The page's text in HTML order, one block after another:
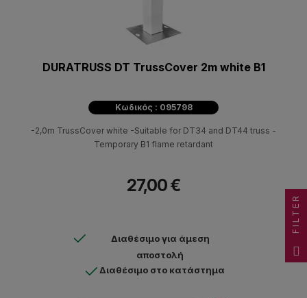
DURATRUSS DT TrussCover 2m white B1
Κωδικός : 095798
-2,0m TrussCover white -Suitable for DT34 and DT44 truss -
Temporary B1 flame retardant
27,00 €
Διαθέσιμο για άμεση
αποστολή
Διαθέσιμο στο κατάστημα
FILTER